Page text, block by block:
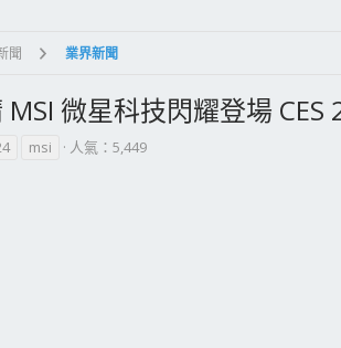
聞 業界新聞
微星科技閃耀登場 CES
msi 人氣：5,449